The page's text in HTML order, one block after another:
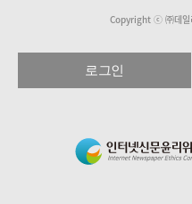
Copyright ⓒ ㈜데
로그인